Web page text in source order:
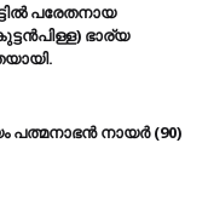
പരേതനായ
ഭാര്യ
നായര്‍ (90)